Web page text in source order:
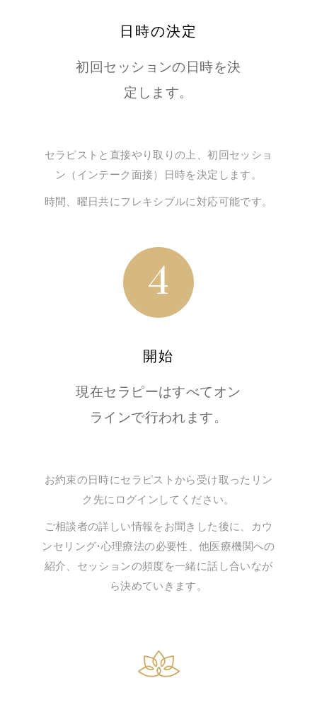
日時の決定
初回セッションの日時を決
定します。
セラピストと直接やり取りの上、初回セッショ
ン（インテーク面接）日時を決定します。
時間、曜日共にフレキシブルに対応可能です。
4
開始
現在セラピーはすべてオン
ラインで行われます。
お約束の日時にセラピストから受け取ったリン
ク先にログインしてください。
ご相談者の詳しい情報をお聞きした後に、カウ
ンセリング•心理療法の必要性、他医療機関への
紹介、セッションの頻度を一緒に話し合いなが
ら決めていきます。